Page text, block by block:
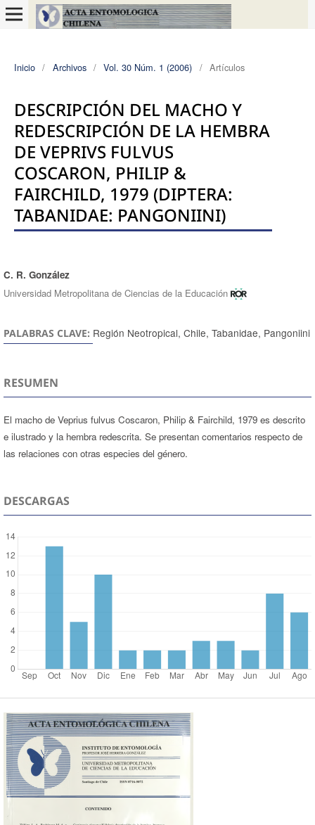
Inicio / Archivos / Vol. 30 Núm. 1 (2006) / Artículos
DESCRIPCIÓN DEL MACHO Y
REDESCRIPCIÓN DE LA HEMBRA
DE VEPRIVS FULVUS
COSCARON, PHILIP &
FAIRCHILD, 1979 (DIPTERA:
TABANIDAE: PANGONIINI)
Autores/as
C. R. González
Universidad Metropolitana de Ciencias de la Educación
PALABRAS CLAVE: Región Neotropical, Chile, Tabanidae, Pangoniini
RESUMEN
El macho de Veprius fulvus Coscaron, Philip & Fairchild, 1979 es descrito
e ilustrado y la hembra redescrita. Se presentan comentarios respecto de
las relaciones con otras especies del género.
DESCARGAS